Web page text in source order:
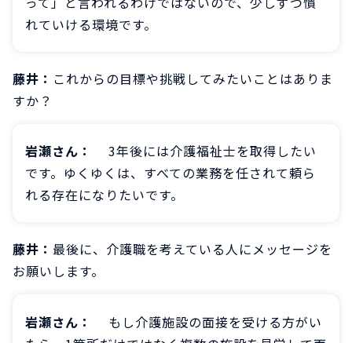
れていける環境です。
藤井： これからの目標や挑戦してみたいことはありま
すか？
岩瀬さん：
3年後には介護福祉士を取得したい
です。ゆくゆくは、すべての業務を任されて頼ら
れる存在になりたいです。
藤井： 最後に、介護職を考えている人にメッセージを
お願いします。
岩瀬さん：
もし介護施設の面接を受ける方がい